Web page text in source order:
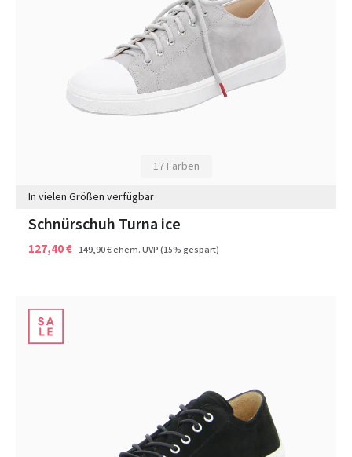
17 Farben
In vielen Größen verfügbar
Schnürschuh Turna ice
127,40 € 149,90 €ehem. UVP(15% gespart)